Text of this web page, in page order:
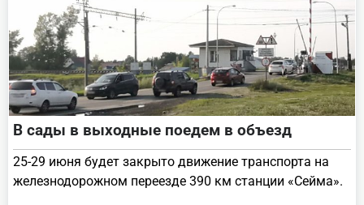
В сады в выходные поедем в объезд
25-29 июня будет закрыто движение транспорта на
железнодорожном переезде 390 км станции «Сейма».